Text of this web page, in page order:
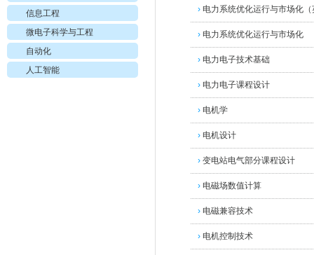
信息工程
微电子科学与工程
自动化
人工智能
› 电力系统优化运行与市场化
› 电力系统优化运行与市场化
› 电力电子技术基础
› 电力电子课程设计
› 电机学
› 电机设计
› 变电站电气部分课程设计
› 电磁场数值计算
› 电磁兼容技术
› 电机控制技术